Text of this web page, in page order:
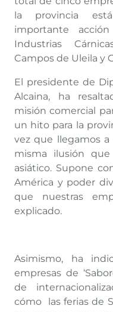
la provincia
importante
Industrias
Campos de Uleila y
El presidente de
Alcaina, ha
misión comercial
un hito para la
vez que llegamos
misma ilusión
asiático. Supone
América y poder
que nuestras
explicado.
Asimismo, ha
empresas de
de
cómo las ferias de